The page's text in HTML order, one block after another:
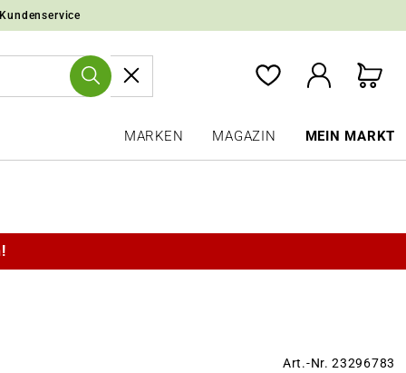
MARKEN MAGAZIN MEIN MARKT
Art.-Nr. 23296783